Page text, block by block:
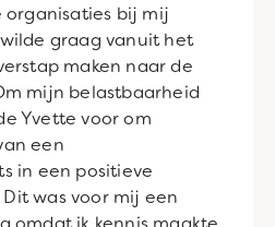
organisaties bij mij
graag vanuit het
maken naar de
mijn belastbaarheid
Yvette voor om
een
in een positieve
was voor mij een
omdat ik kennis maakte